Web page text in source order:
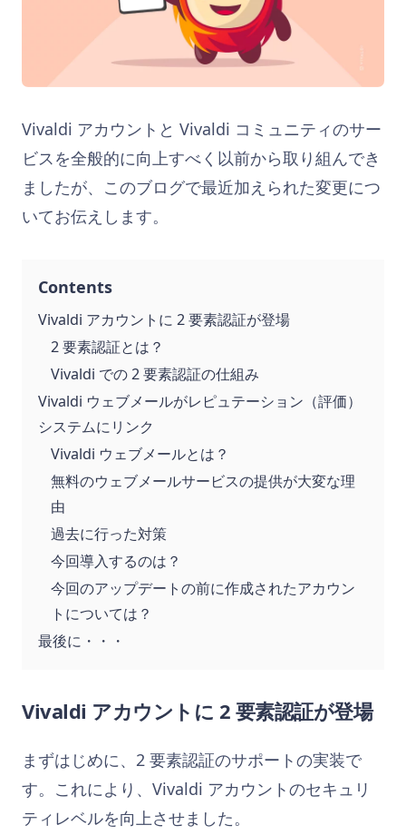
Vivaldi アカウントと Vivaldi コミュニティのサー
ビスを全般的に向上すべく以前から取り組んでき
ましたが、このブログで最近加えられた変更につ
いてお伝えします。
Contents
Vivaldi アカウントに 2 要素認証が登場
2 要素認証とは？
Vivaldi での 2 要素認証の仕組み
Vivaldi ウェブメールがレピュテーション（評価）
システムにリンク
Vivaldi ウェブメールとは？
無料のウェブメールサービスの提供が大変な理
由
過去に行った対策
今回導入するのは？
今回のアップデートの前に作成されたアカウン
トについては？
最後に・・・
Vivaldi アカウントに 2 要素認証が登場
まずはじめに、2 要素認証のサポートの実装で
す。これにより、Vivaldi アカウントのセキュリ
ティレベルを向上させました。